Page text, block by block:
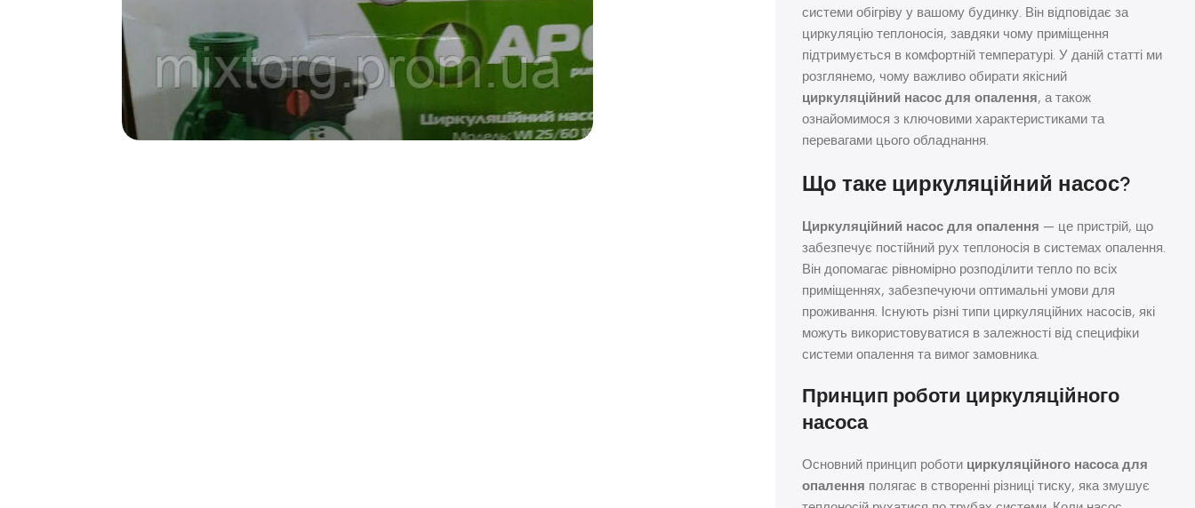
системи обігріву у вашому будинку. Він відповідає за
циркуляцію теплоносія, завдяки чому приміщення
підтримується в комфортній температурі. У даній статті ми
розглянемо, чому важливо обирати якісний
циркуляційний насос для опалення, а також
ознайомимося з ключовими характеристиками та
перевагами цього обладнання.
Що таке циркуляційний насос?
Циркуляційний насос для опалення — це пристрій, що
забезпечує постійний рух теплоносія в системах опалення.
Він допомагає рівномірно розподілити тепло по всіх
приміщеннях, забезпечуючи оптимальні умови для
проживання. Існують різні типи циркуляційних насосів, які
можуть використовуватися в залежності від специфіки
системи опалення та вимог замовника.
Принцип роботи циркуляційного
насоса
Основний принцип роботи циркуляційного насоса для
опалення полягає в створенні різниці тиску, яка змушує